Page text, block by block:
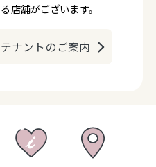
店舗がございます。
ナントのご案内